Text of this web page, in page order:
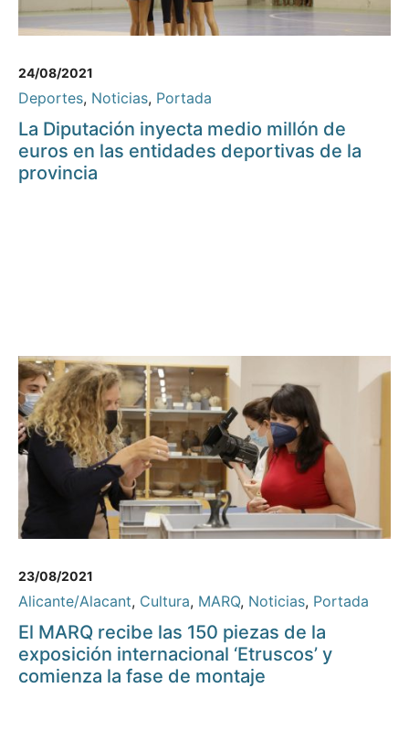
24/08/2021
Deportes, Noticias, Portada
La Diputación inyecta medio millón de
euros en las entidades deportivas de la
provincia
23/08/2021
Alicante/Alacant, Cultura, MARQ, Noticias, Portada
El MARQ recibe las 150 piezas de la
exposición internacional ‘Etruscos’ y
comienza la fase de montaje